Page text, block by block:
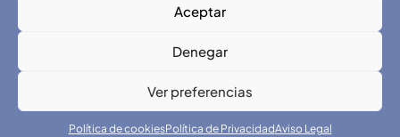
Aceptar
Denegar
Ver preferencias
Política de cookiesPolítica de PrivacidadAviso Legal
© 2025 Quimicar S.L. Todos Los Derechos Reservados.